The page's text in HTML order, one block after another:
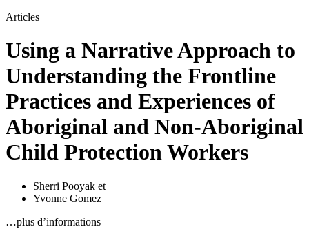
Articles
Using a Narrative Approach to
Understanding the Frontline
Practices and Experiences of
Aboriginal and Non-Aboriginal
Child Protection Workers
Sherri Pooyak et
Yvonne Gomez
…plus d’informations